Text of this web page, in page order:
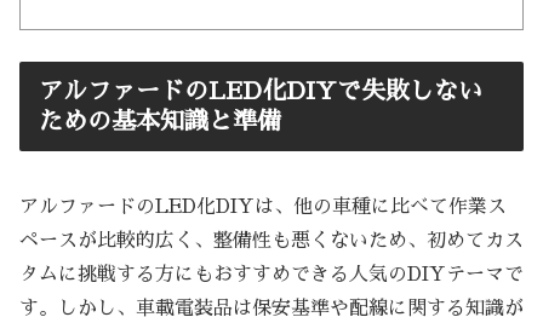
アルファードのLED化DIYで失敗しない
ための基本知識と準備
アルファードのLED化DIYは、他の車種に比べて作業ス
ペースが比較的広く、整備性も悪くないため、初めてカス
タムに挑戦する方にもおすすめできる人気のDIYテーマで
す。しかし、車載電装品は保安基準や配線に関する知識が